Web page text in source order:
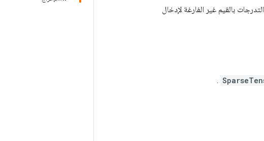
بالقيم غير الفارغة لإدخال
.